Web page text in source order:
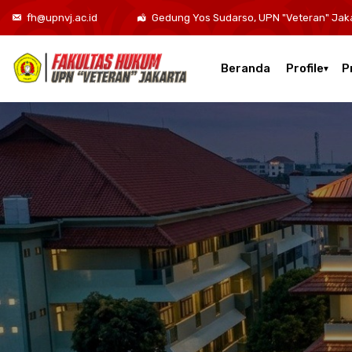
fh@upnvj.ac.id Gedung Yos Sudarso, UPN "Veteran"
Beranda Profile